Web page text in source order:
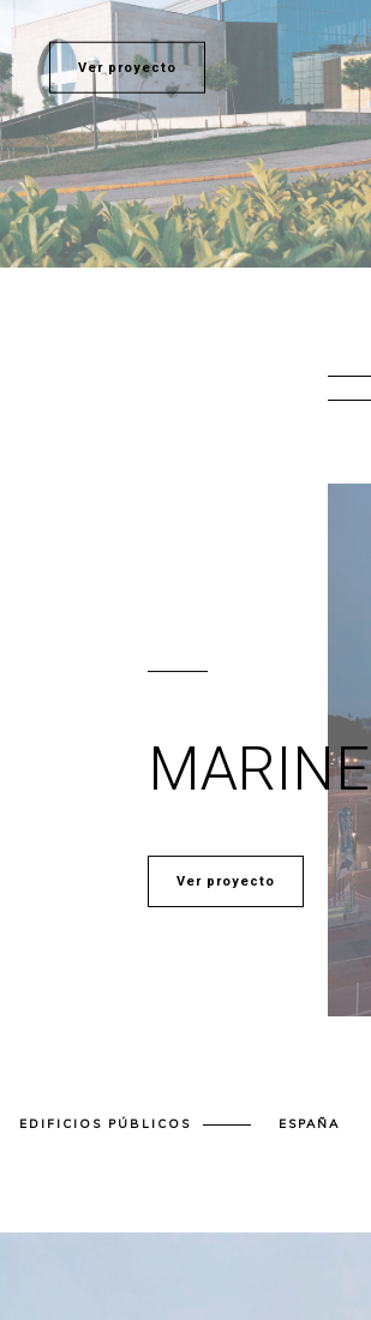
Ver proyecto
Ver proyecto
EDIFICIOS PÚBLICOS
ESPAÑA